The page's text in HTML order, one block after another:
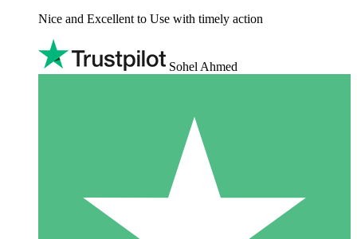
Nice and Excellent to Use with timely action
Sohel Ahmed